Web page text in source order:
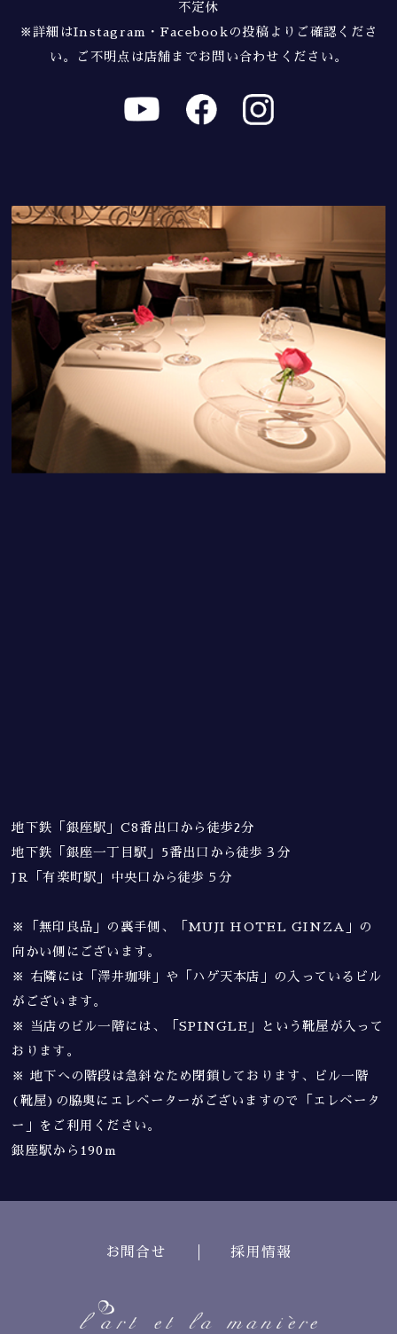
不定休
※詳細はInstagram・Facebookの投稿よりご確認くださ
い。
ご不明点は店舗までお問い合わせください。
地下鉄「銀座駅」C8番出口から徒歩2分
地下鉄「銀座一丁目駅」5番出口から徒歩３分
JR「有楽町駅」中央口から徒歩５分
※「無印良品」の裏手側、「MUJI HOTEL GINZA」の
向かい側にございます。
※ 右隣には「澤井珈琲」や「ハゲ天本店」の入っているビル
がございます。
※ 当店のビル一階には、「SPINGLE」という靴屋が入って
おります。
※ 地下への階段は急斜なため閉鎖しております、ビル一階
(靴屋)の脇奥にエレベーターがございますので「エレベータ
ー」をご利用ください。
銀座駅から190m
お問合せ 採用情報